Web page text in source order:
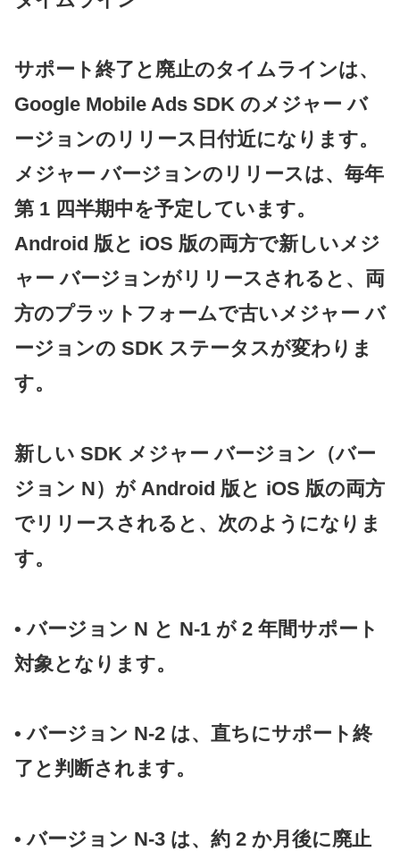
サポート終了と廃止のタイムラインは、
Google Mobile Ads SDK のメジャー バ
ージョンのリリース日付近になります。
メジャー バージョンのリリースは、毎年
第 1 四半期中を予定しています。
Android 版と iOS 版の両方で新しいメジ
ャー バージョンがリリースされると、両
方のプラットフォームで古いメジャー バ
ージョンの SDK ステータスが変わりま
す。
新しい SDK メジャー バージョン（バー
ジョン N）が Android 版と iOS 版の両方
でリリースされると、次のようになりま
す。
• バージョン N と N-1 が 2 年間サポート
対象となります。
• バージョン N-2 は、直ちにサポート終
了と判断されます。
• バージョン N-3 は、約 2 か月後に廃止